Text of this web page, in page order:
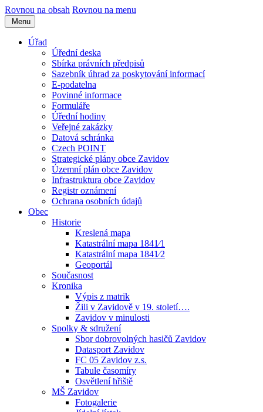
Rovnou na obsah Rovnou na menu
Menu
Úřad
Úřední deska
Sbírka právních předpisů
Sazebník úhrad za poskytování informací
E-podatelna
Povinné informace
Formuláře
Úřední hodiny
Veřejné zakázky
Datová schránka
Czech POINT
Strategické plány obce Zavidov
Územní plán obce Zavidov
Infrastruktura obce Zavidov
Registr oznámení
Ochrana osobních údajů
Obec
Historie
Kreslená mapa
Katastrální mapa 1841⁄1
Katastrální mapa 1841⁄2
Geoportál
Současnost
Kronika
Výpis z matrik
Žili v Zavidově v 19. století….
Zavidov v minulosti
Spolky & sdružení
Sbor dobrovolných hasičů Zavidov
Datasport Zavidov
FC 05 Zavidov z.s.
Tabule časomíry
Osvětlení hřiště
MŠ Zavidov
Fotogalerie